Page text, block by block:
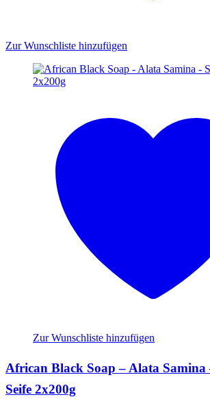
Zur Wunschliste hinzufügen
Zur Wunschliste hinzufügen
African Black Soap – Alata Samina
Seife 2x200g